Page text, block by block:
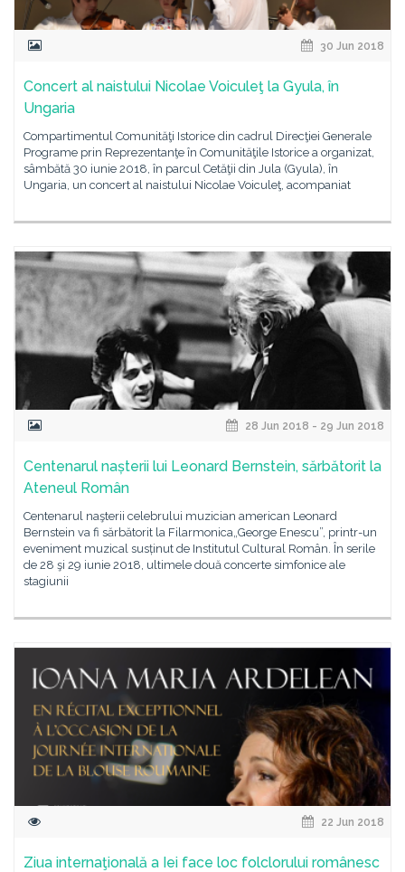
30 Jun 2018
Concert al naistului Nicolae Voiculeţ la Gyula, în
Ungaria
Compartimentul Comunităţi Istorice din cadrul Direcţiei Generale
Programe prin Reprezentanţe în Comunităţile Istorice a organizat,
sâmbătă 30 iunie 2018, în parcul Cetăţii din Jula (Gyula), în
Ungaria, un concert al naistului Nicolae Voiculeţ, acompaniat
28 Jun 2018 - 29 Jun 2018
Centenarul nașterii lui Leonard Bernstein, sărbătorit la
Ateneul Român
Centenarul naşterii celebrului muzician american Leonard
Bernstein va fi sărbătorit la Filarmonica„George Enescu”, printr-un
eveniment muzical susținut de Institutul Cultural Român. În serile
de 28 şi 29 iunie 2018, ultimele două concerte simfonice ale
stagiunii
22 Jun 2018
Ziua internaţională a Iei face loc folclorului românesc